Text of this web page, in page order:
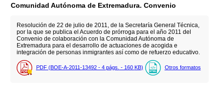
Comunidad Autónoma de Extremadura. Convenio
Resolución de 22 de julio de 2011, de la Secretaría General Técnica,
por la que se publica el Acuerdo de prórroga para el año 2011 del
Convenio de colaboración con la Comunidad Autónoma de
Extremadura para el desarrollo de actuaciones de acogida e
integración de personas inmigrantes así como de refuerzo educativo.
PDF (BOE-A-2011-13492 - 4 págs. - 160 KB) Otros formatos